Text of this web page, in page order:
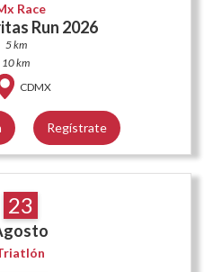
Race
Run 2026
5 km
10 km
CDMX
Regístrate
23